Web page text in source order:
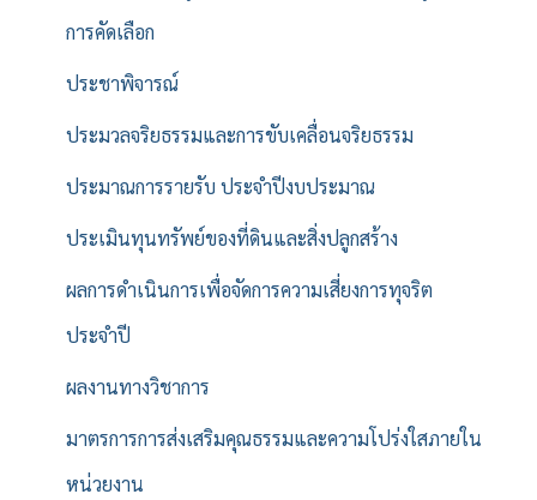
การคัดเลือก
ประชาพิจารณ์
ประมวลจริยธรรมและการขับเคลื่อนจริยธรรม
ประมาณการรายรับ ประจำปีงบประมาณ
ประเมินทุนทรัพย์ของที่ดินและสิ่งปลูกสร้าง
ผลการดำเนินการเพื่อจัดการความเสี่ยงการทุจริต
ประจำปี
ผลงานทางวิชาการ
มาตรการการส่งเสริมคุณธรรมและความโปร่งใสภายใน
หน่วยงาน